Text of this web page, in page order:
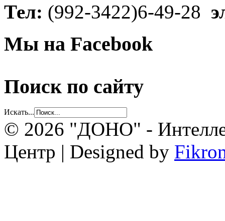
Тел: (992-3422)6-49-28
Мы на Facebook
Поиск по сайту
Искать...
© 2026 "ДОНО" -
Центр | Designed by